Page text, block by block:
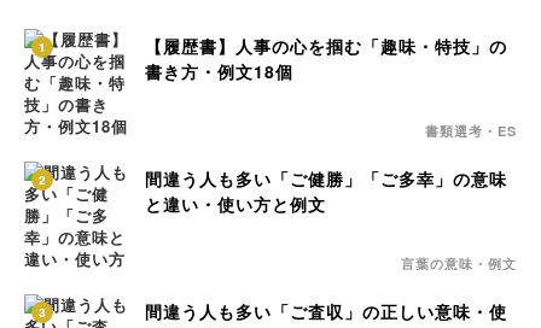
1
【履歴書】人事の心を掴む「趣味・特技」の
書き方・例文18個
書類選考・ES
2
間違う人も多い「ご健勝」「ご多幸」の意味
と違い・使い方と例文
言葉の意味・例文
3
間違う人も多い「ご査収」の正しい意味・使